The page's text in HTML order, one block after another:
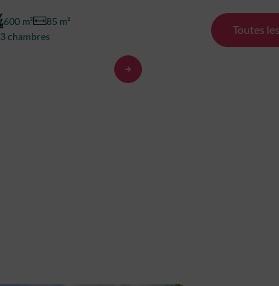
600 m²
85 m²
3 chambres
Médoc
Toutes